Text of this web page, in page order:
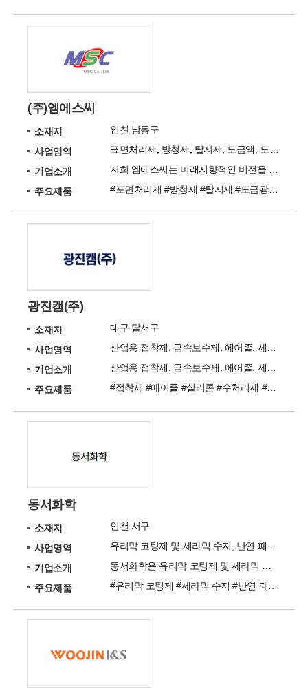
(주)엠에스씨
소재지
인천 남동구
사업영역
기업소개
주요제품
#포면처리제 #방청제 #탈지제 #도금광택제 #도금첨가제
광진캠(주)
소재지
대구 달서구
사업영역
기업소개
주요제품
#접착제 #에어졸 #실리콘 #수처리제 #세척제
동서화학
소재지
인천 서구
사업영역
기업소개
주요제품